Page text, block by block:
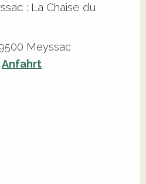
: La Chaise du
Meyssac
Anfahrt